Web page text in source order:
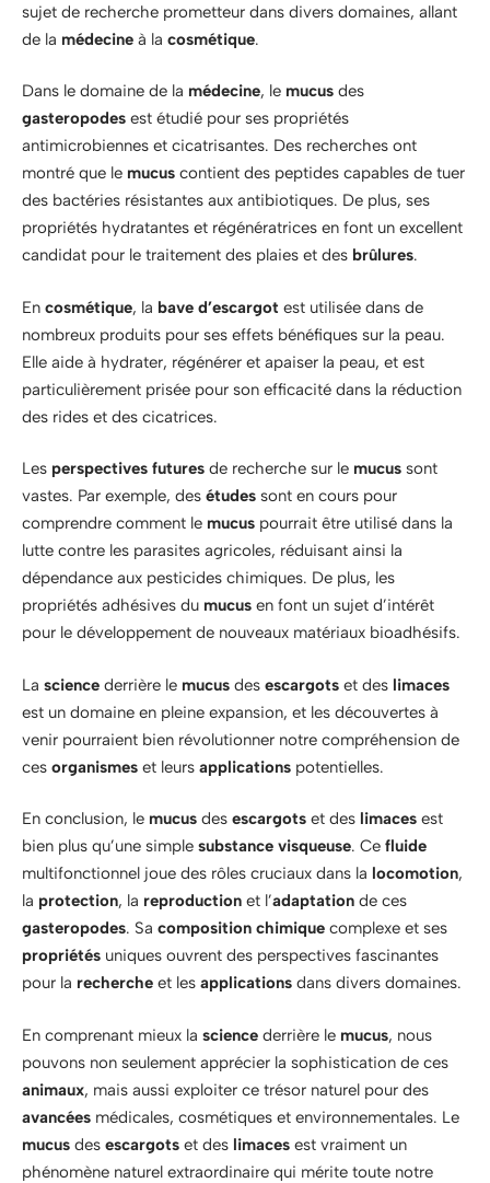
sujet de recherche prometteur dans divers domaines, allant
de la médecine à la cosmétique.
Dans le domaine de la médecine, le mucus des
gasteropodes est étudié pour ses propriétés
antimicrobiennes et cicatrisantes. Des recherches ont
montré que le mucus contient des peptides capables de tuer
des bactéries résistantes aux antibiotiques. De plus, ses
propriétés hydratantes et régénératrices en font un excellent
candidat pour le traitement des plaies et des brûlures.
En cosmétique, la bave d’escargot est utilisée dans de
nombreux produits pour ses effets bénéfiques sur la peau.
Elle aide à hydrater, régénérer et apaiser la peau, et est
particulièrement prisée pour son efficacité dans la réduction
des rides et des cicatrices.
Les perspectives futures de recherche sur le mucus sont
vastes. Par exemple, des études sont en cours pour
comprendre comment le mucus pourrait être utilisé dans la
lutte contre les parasites agricoles, réduisant ainsi la
dépendance aux pesticides chimiques. De plus, les
propriétés adhésives du mucus en font un sujet d’intérêt
pour le développement de nouveaux matériaux bioadhésifs.
La science derrière le mucus des escargots et des limaces
est un domaine en pleine expansion, et les découvertes à
venir pourraient bien révolutionner notre compréhension de
ces organismes et leurs applications potentielles.
En conclusion, le mucus des escargots et des limaces est
bien plus qu’une simple substance visqueuse. Ce fluide
multifonctionnel joue des rôles cruciaux dans la locomotion,
la protection, la reproduction et l’adaptation de ces
gasteropodes. Sa composition chimique complexe et ses
propriétés uniques ouvrent des perspectives fascinantes
pour la recherche et les applications dans divers domaines.
En comprenant mieux la science derrière le mucus, nous
pouvons non seulement apprécier la sophistication de ces
animaux, mais aussi exploiter ce trésor naturel pour des
avancées médicales, cosmétiques et environnementales. Le
mucus des escargots et des limaces est vraiment un
phénomène naturel extraordinaire qui mérite toute notre